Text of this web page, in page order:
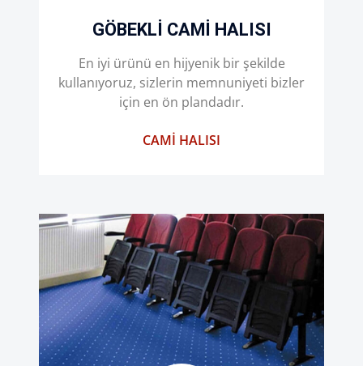
GÖBEKLI CAMI HALISI
En iyi ürünü en hijyenik bir şekilde
kullanıyoruz, sizlerin memnuniyeti bizler
için en ön plandadır.
CAMI HALISI